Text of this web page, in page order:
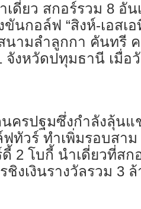
ดี่ยว สกอร์รวม 8 อัน
นกอล์ฟ “สิงห์-เอสเ
นามลำลูกกา คันทรี
จังหวัดปทุมธานี เมื่อ
นครปฐมซึ่งกำลังลุ้น
ทัวร์ ทำเพิ่มรอบสาม
2 โบกี้ นำเดี่ยวที่สก
ชิงเงินรางวัลรวม 3